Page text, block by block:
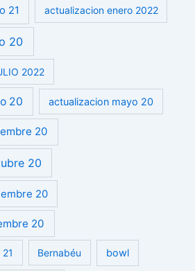
21 actualizacion enero 2022
20
2022
20 actualizacion mayo 20
20
20
20
20
Bernabéu bowl